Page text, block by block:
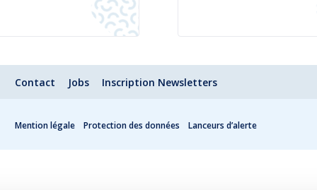
Contact Jobs Inscription Newsletters
Mention légale Protection des données Lanceurs d’alerte